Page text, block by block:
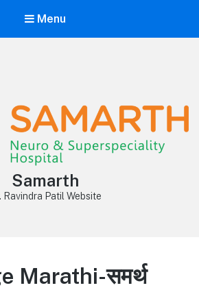
Menu
Samarth
Ravindra Patil Website
Marathi-समर्थ